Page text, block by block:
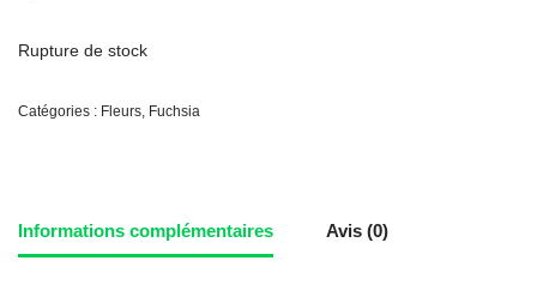
Rupture de stock
Catégories : Fleurs, Fuchsia
Informations complémentaires Avis (0)